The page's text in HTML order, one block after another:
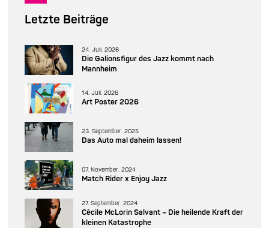
Letzte Beiträge
24. Juli. 2026
Die Galionsfigur des Jazz kommt nach
Mannheim
14. Juli. 2026
Art Poster 2026
23. September. 2025
Das Auto mal daheim lassen!
07. November. 2024
Match Rider x Enjoy Jazz
27. September. 2024
Cécile McLorin Salvant – Die heilende Kraft der
kleinen Katastrophe